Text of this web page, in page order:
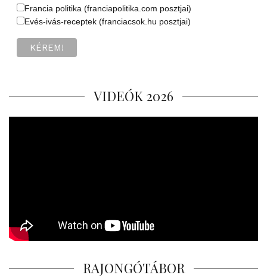
Francia politika (franciapolitika.com posztjai)
Evés-ivás-receptek (franciacsok.hu posztjai)
VIDEÓK 2026
RAJONGÓTÁBOR